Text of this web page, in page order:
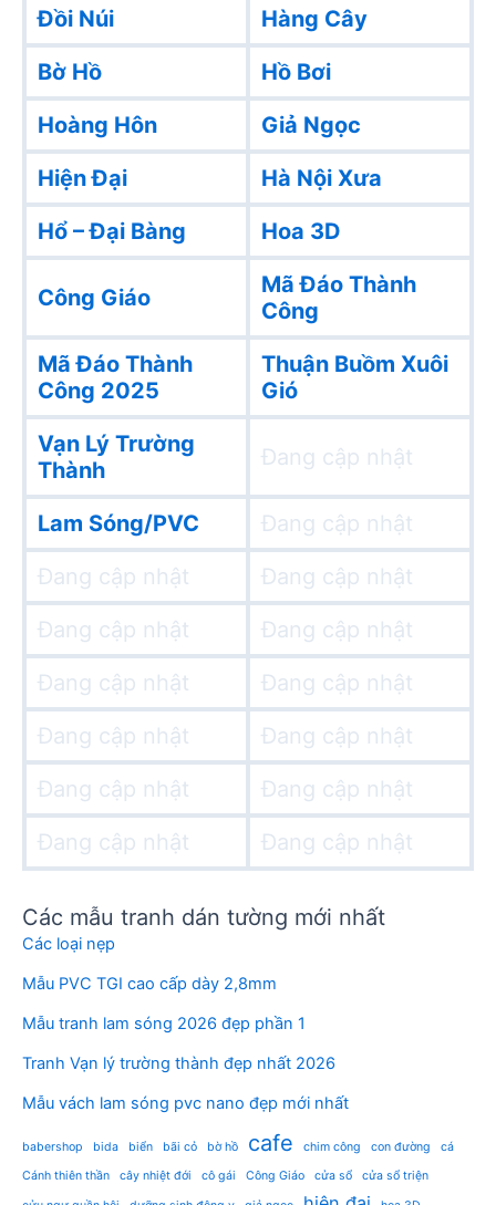
Đồi Núi
Hàng Cây
Bờ Hồ
Hồ Bơi
Hoàng Hôn
Giả Ngọc
Hiện Đại
Hà Nội Xưa
Hổ – Đại Bàng
Hoa 3D
Công Giáo
Mã Đáo Thành
Công
Mã Đáo Thành
Công 2025
Thuận Buồm Xuôi
Gió
Vạn Lý Trường
Thành
Đang cập nhật
Lam Sóng/PVC
Đang cập nhật
Đang cập nhật
Đang cập nhật
Đang cập nhật
Đang cập nhật
Đang cập nhật
Đang cập nhật
Đang cập nhật
Đang cập nhật
Đang cập nhật
Đang cập nhật
Đang cập nhật
Đang cập nhật
Các mẫu tranh dán tường mới nhất
Các loại nẹp
Mẫu PVC TGI cao cấp dày 2,8mm
Mẫu tranh lam sóng 2026 đẹp phần 1
Tranh Vạn lý trường thành đẹp nhất 2026
Mẫu vách lam sóng pvc nano đẹp mới nhất
babershop bida biển bãi cỏ bờ hồ cafe chim công con đường
cá
Cánh thiên thần
cây nhiệt đới cô gái Công Giáo cửa sổ cửa sổ triện